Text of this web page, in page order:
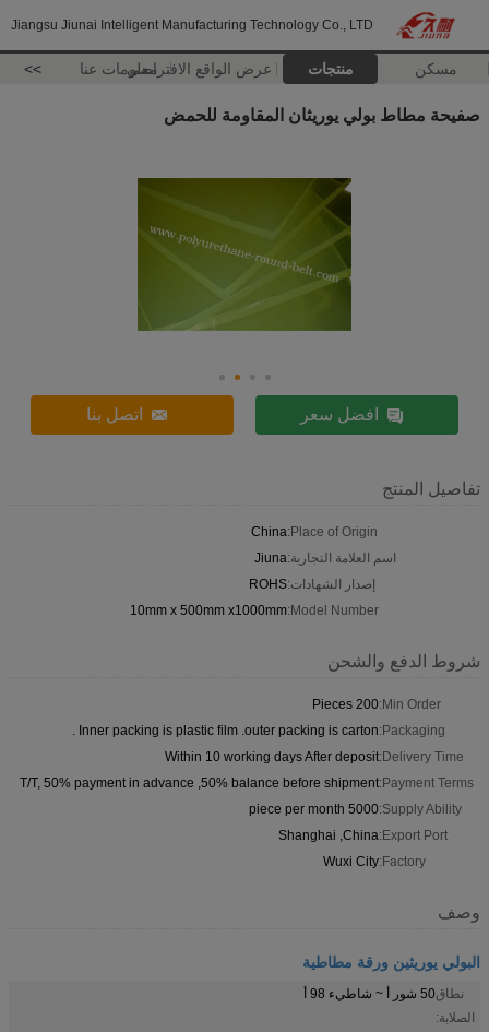
Jiangsu Jiunai Intelligent Manufacturing Technology Co., LTD
مسكن منتجات عرض الواقع الافتراضيمعلومات عنا >>
صفيحة مطاط بولي يوريثان المقاومة للحمض
افضل سعر اتصل بنا
تفاصيل المنتج
Place of Origin:
China
اسم العلامة التجارية:Jiuna
إصدار الشهادات:ROHS
Model Number:
10mm x 500mm x1000mm
شروط الدفع والشحن
Min Order:
200 Pieces
Packaging:
Inner packing is plastic film .outer packing is carton .
Delivery Time:
Within 10 working days After deposit
Payment Terms:
T/T, 50% payment in advance ,50% balance before shipment
Supply Ability:
5000 piece per month
Export Port:
Shanghai ,China
Factory:
Wuxi City
وصف
البولي يوريثين ورقة مطاطية
نطاق
الصلابة:
50 شور أ ~ شاطيء 98 أ